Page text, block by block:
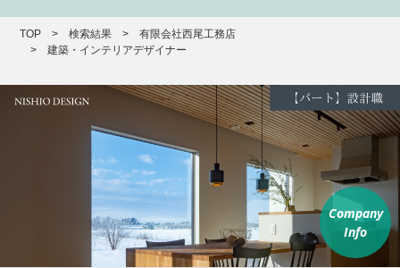
TOP 検索結果
有限会社西尾工務店
建築・インテリアデザイナー
Company
Info